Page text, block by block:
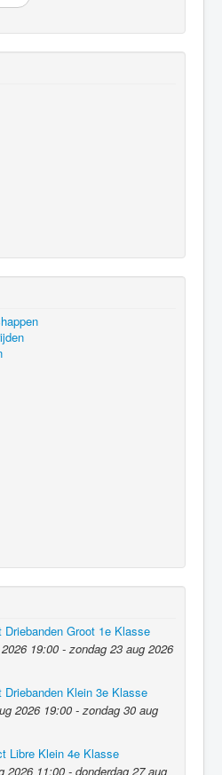
Groot 1e Klasse
19:00 - zondag 23 aug 2026
Klein 3e Klasse
2026 19:00 - zondag 30 aug
Libre Klein 4e Klasse
2026 11:00 - donderdag 27 aug